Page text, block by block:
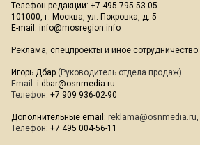
Телефон редакции: +7 495 795-53-05
101000, г. Москва, ул. Покровка, д. 5
E-mail: info@mosregion.info
Реклама, спецпроекты и иное сотрудничество:
Игорь Дбар (Руководитель отдела продаж)
Email: i.dbar@osnmedia.ru
Телефон: +7 909 936-02-90
Дополнительные email: reklama@osnmedia.ru,
Телефон: +7 495 004-56-11